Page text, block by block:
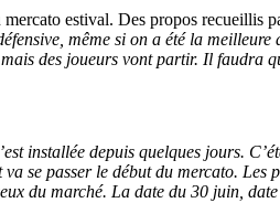
estival. Des propos recueillis
même si on a été la
des joueurs vont partir. Il faudra
installée depuis quelques jours.
se passer le début du mercato.
du marché. La date du 30 juin,